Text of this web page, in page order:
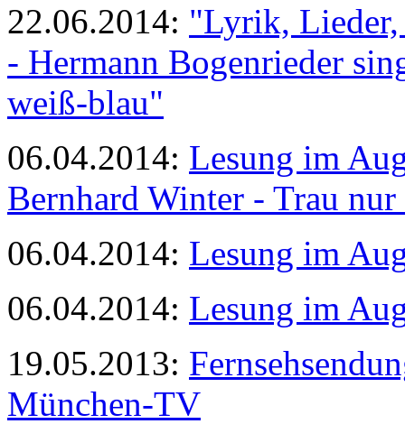
22.06.2014: "Lyrik,
- Hermann Bogenrieder
weiß-blau"
06.04.2014: Lesung im
Bernhard Winter - Trau
06.04.2014: Lesung im
06.04.2014: Lesung im
19.05.2013:
München-TV